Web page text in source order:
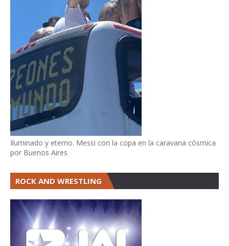
Iluminado y eterno. Messi con la copa en la caravana cósmica
por Buenos Aires
ROCK AND WRESTLING